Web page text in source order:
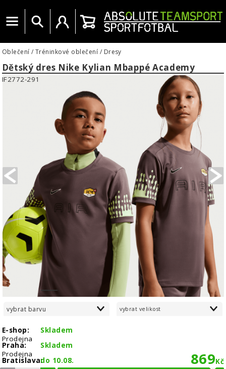
Menu Vyhledat Uživatelský účet
Košík
Oblečení / Tréninkové oblečení / Dresy
Dětský dres Nike Kylian Mbappé Academy
PREVIOUS
4 5 7 8
IF2772-291
vybrat barvu vybrat velikost
E-shop:
Skladem
Prodejna
Praha:
Skladem
Prodejna
Bratislava:do 10.08. 869Kč